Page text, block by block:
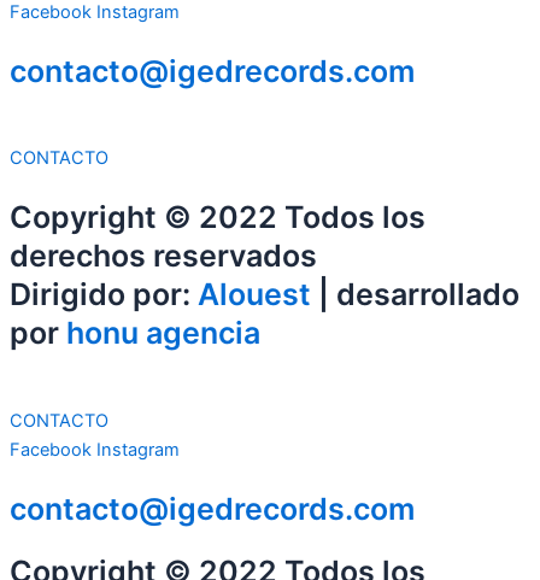
Facebook Instagram
contacto@igedrecords.com
CONTACTO
Copyright © 2022 Todos los
derechos reservados
Dirigido por: Alouest | desarrollado
por honu agencia
CONTACTO
Facebook Instagram
contacto@igedrecords.com
Copyright © 2022 Todos los